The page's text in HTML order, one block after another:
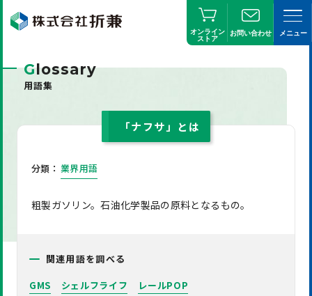
オンライン
ストア
お問い合わせ メニュー
Glossary
用語集
「ナフサ」とは
分類： 業界用語
粗製ガソリン。石油化学製品の原料となるもの。
関連用語を調べる
GMS
シェルフライフ レールPOP